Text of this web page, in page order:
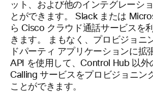
ット、および他のインテグレーシ
とができます。 Slack または
ら Cisco クラウド通話サービスを
きます。 まもなく、プロビジョニ
ドパーティ アプリケーションに拡
API を使用して、Control Hub 以外
Calling サービスをプロビジョニン
ことができます。